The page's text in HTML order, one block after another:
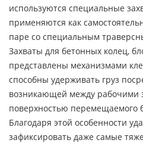
используются специальные
применяются как
паре со специальным
Захваты для бетонных колец,
представлены механизмами
способны удерживать груз
возникающей между
поверхностью перемещаемого
Благодаря этой особенности
зафиксировать даже самые